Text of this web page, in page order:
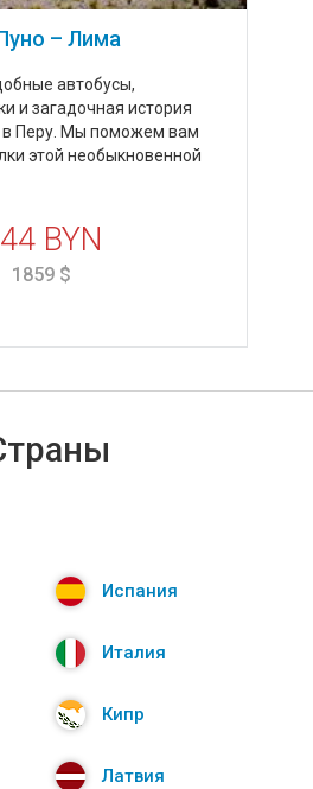
– Лима
автобусы,
и загадочная история
в Перу. Мы поможем вам
этой необыкновенной
BYN
1859 $
Испания
Италия
Кипр
Латвия